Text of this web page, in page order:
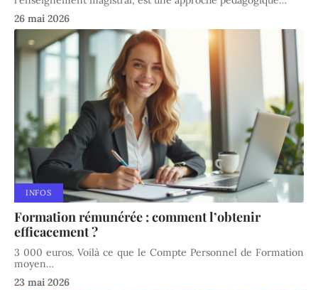
26 mai 2026
INFOS
Formation rémunérée : comment l’obtenir
efficacement ?
3 000 euros. Voilà ce que le Compte Personnel de Formation
moyen…
23 mai 2026